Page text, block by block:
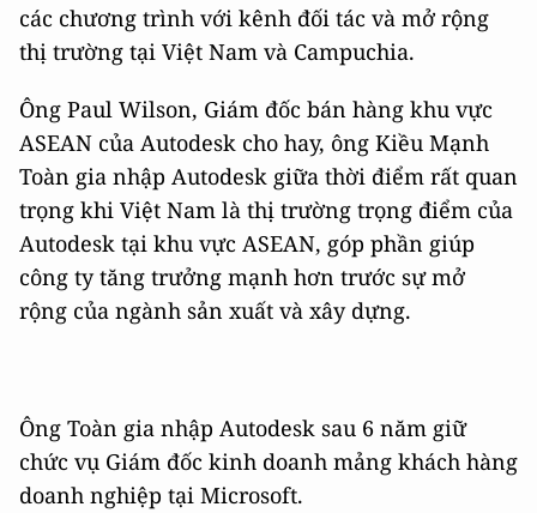
các chương trình với kênh đối tác và mở rộng
thị trường tại Việt Nam và Campuchia.
Ông Paul Wilson, Giám đốc bán hàng khu vực
ASEAN của Autodesk cho hay, ông Kiều Mạnh
Toàn gia nhập Autodesk giữa thời điểm rất quan
trọng khi Việt Nam là thị trường trọng điểm của
Autodesk tại khu vực ASEAN, góp phần giúp
công ty tăng trưởng mạnh hơn trước sự mở
rộng của ngành sản xuất và xây dựng.
Ông Toàn gia nhập Autodesk sau 6 năm giữ
chức vụ Giám đốc kinh doanh mảng khách hàng
doanh nghiệp tại Microsoft.